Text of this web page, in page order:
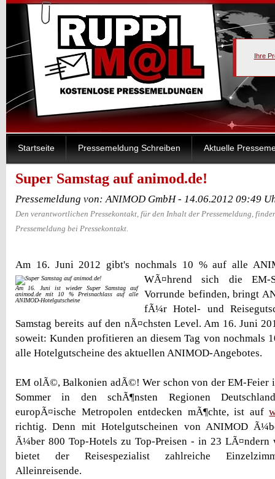
Ihre
Startseite Pressemeldung Schreiben Aktuelle
Super Samstag auf animod.de!
Pressemeldung von: ANIMOD GmbH - 14.06.2012 09:49
Den verantwortlichen Pressekontakt, für den Inhalt der Pressemeldung,
Pressemeldung bei Pressekontakt.
Am 16. Juni 2012 gibt's nochmals 10 % auf alle
Am 16. Juni ist wieder Super Samstag auf
animod.de mit 10 % Preisnachlass auf alle
ANIMOD-Hotelgutscheine
WÃ¤hrend sich die
Vorrunde befinden, bringt
fÃ¼r Hotel- und
Samstag bereits auf den nÃ¤chsten Level. Am 16. Juni
soweit: Kunden profitieren an diesem Tag von nochmals
alle Hotelgutscheine des aktuellen ANIMOD-Angebotes.
EM olÃ©, Balkonien adÃ©! Wer schon von der EM-Feier
Sommer in den schÃ¶nsten Regionen
europÃ¤ische Metropolen entdecken mÃ¶chte, ist auf
richtig. Denn mit Hotelgutscheinen von ANIMOD
Ã¼ber 800 Top-Hotels zu Top-Preisen - in 23 LÃ¤ndern
bietet der Reisespezialist zahlreiche
Alleinreisende.